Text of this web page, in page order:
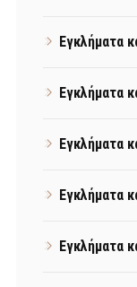
Εγκλήματα
Εγκλήματα
Εγκλήματα
Εγκλήματα
Εγκλήματα